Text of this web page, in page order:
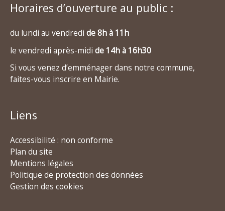
Horaires d’ouverture au public :
du lundi au vendredi de 8h à 11h
le vendredi après-midi de 14h à 16h30
Si vous venez d’emménager dans notre commune,
faites-vous inscrire en Mairie.
Liens
Accessibilité : non conforme
Plan du site
Mentions légales
Politique de protection des données
Gestion des cookies